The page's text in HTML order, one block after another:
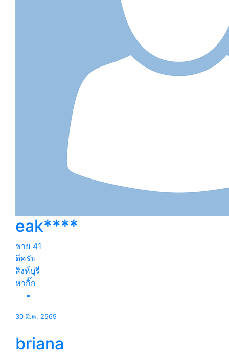
eak****
ชาย 41
ดีครับ
สิงห์บุรี
หากิ๊ก
30 มี.ค. 2569
briana